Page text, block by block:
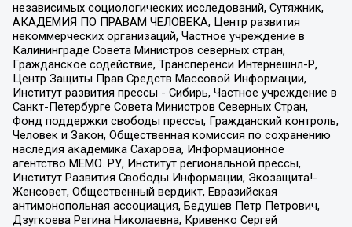
независимых социологических исследований, Сутяжник,
АКАДЕМИЯ ПО ПРАВАМ ЧЕЛОВЕКА, Центр развития
некоммерческих организаций, Частное учреждение в
Калининграде Совета Министров северных стран,
Гражданское содействие, Трансперенси Интернешнл-Р,
Центр Защиты Прав Средств Массовой Информации,
Институт развития прессы - Сибирь, Частное учреждение в
Санкт-Петербурге Совета Министров Северных Стран,
Фонд поддержки свободы прессы, Гражданский контроль,
Человек и Закон, Общественная комиссия по сохранению
наследия академика Сахарова, Информационное
агентство МЕМО. РУ, Институт региональной прессы,
Институт Развития Свободы Информации, Экозащита!-
Женсовет, Общественный вердикт, Евразийская
антимонопольная ассоциация, Бедушев Петр Петрович,
Дзугкоева Регина Николаевна, Кривенко Сергей